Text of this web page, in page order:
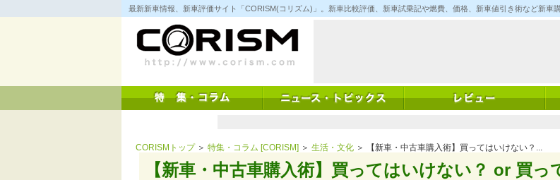
コ
ン
キ
ッ
最新新車情報、新車評価サイト「CORISM(コリズム)」。新車比較評価、新車試乗記や燃費、価格、新車値引き術など新車
CORISMトップ＞ 特集・コラム [CORISM] ＞ 生活・文化 ＞ 【新車・中古車購入術】買ってはいけない？...
【新車・中古車購入術】買ってはいけない？ or 買っ